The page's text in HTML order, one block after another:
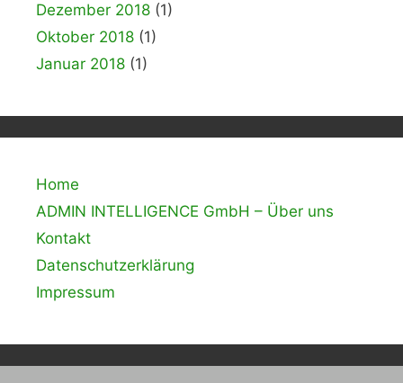
Dezember 2018 (1)
Oktober 2018 (1)
Januar 2018 (1)
Home
ADMIN INTELLIGENCE GmbH – Über uns
Kontakt
Datenschutzerklärung
Impressum